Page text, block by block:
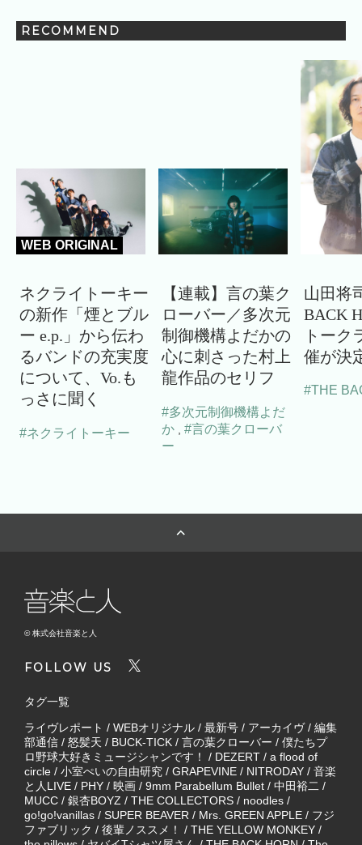
RECOMMEND
WEB ORIGINAL
ネクライトーキー
の新作「煙とブル
ー e.p.」から伝わ
るバンドの充実度
について、Vo.も
っさに聞く
#ネクライトーキー
【連載】言の葉ク
ローバー／多次元
制御機構よだかの
心に刺さった村上
龍作品のセリフ
#多次元制御機構よだ
か , #言の葉クローバ
ー
山田将
BACK
トーク
催が決
#THE
© 株式会社音楽と人
FOLLOW US
タグ一覧
ライヴレポート / WEBオリジナル / 最新号 / アーカイヴ/ 編集
部通信 / 怒髪天 / BUCK-TICK / 言の葉クローバー / 僕たちプ
ロ野球大好きミュージシャンです！
/ DEZERT / a flood of
circle / 小室ぺいの自由研究 / GRAPEVINE / NITRODAY / 音楽
と人LIVE / PHY / 映画 / 9mm Parabellum Bullet / 中田裕二 /
MUCC / 銀杏BOYZ / THE COLLECTORS / noodles /
go!go!vanillas / SUPER BEAVER / Mrs. GREEN APPLE / フジ
ファブリック / 後輩ノススメ！ / THE YELLOW MONKEY /